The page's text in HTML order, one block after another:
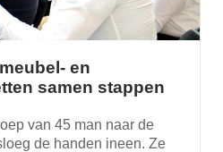
en
samen stappen
van 45 man naar de
de handen ineen. Ze